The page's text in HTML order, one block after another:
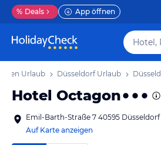
% Deals App öffnen
Urlaub Düsseldorf Urlaub
Hotel Octagon
Emil-Barth-Straße 7 40595
Auf Karte anzeigen